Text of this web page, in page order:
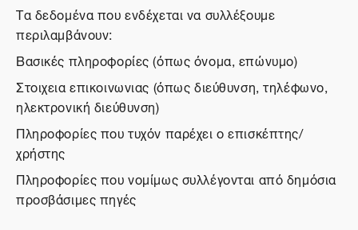
Τα δεδομένα που ενδέχεται να συλλέξουμε
περιλαμβάνουν:
Βασικές πληροφορίες (όπως όνομα, επώνυμο)
Στοιχεια επικοινωνιας (όπως διεύθυνση, τηλέφωνο,
ηλεκτρονική διεύθυνση)
Πληροφορίες που τυχόν παρέχει ο επισκέπτης/
χρήστης
Πληροφορίες που νομίμως συλλέγονται από δημόσια
προσβάσιμες πηγές